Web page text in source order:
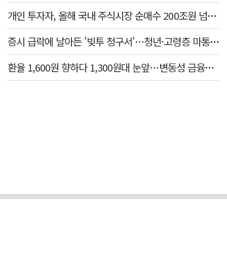
개인 투자자, 올해 국내 주식시장 순매수 200조원 넘었다
증시 급락에 날아든 '빚투 청구서'…청년·고령층 마통 연체↑
환율 1,600원 향하다 1,300원대 눈앞…변동성 금융위기 후 최고